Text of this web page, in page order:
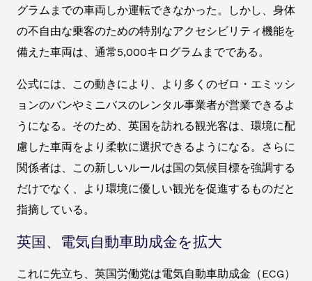
グラムまでの車両しか運転できなかった。しかし、身体
の不自由な乗客のための特別なアクセシビリティ機能を
備えた車両は、通常5,000キログラムまでである。
公式には、この動きにより、より多くのゼロ・エミッシ
ョンのバンやミニバスのレンタル事業者が営業できるよ
うになる。そのため、英国を訪れる観光客は、環境に配
慮した車両をより柔軟に選択できるようになる。さらに
関係者は、この新しいルールは国の気候目標を強調する
だけでなく、より環境に優しい観光を促進するものだと
指摘している。
英国、電気自動車助成金を拡大
これに先立ち、英国労働党は電気自動車助成金（ECG）